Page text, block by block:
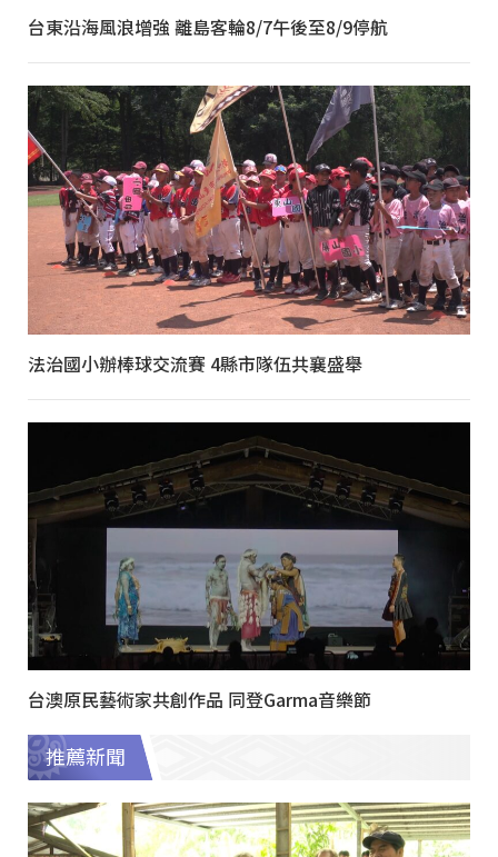
台東沿海風浪增強 離島客輪8/7午後至8/9停航
法治國小辦棒球交流賽 4縣市隊伍共襄盛舉
台澳原民藝術家共創作品 同登Garma音樂節
推薦新聞